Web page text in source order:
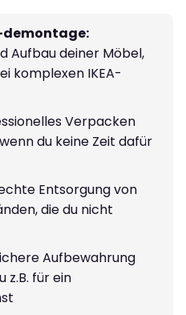
Aufbau deiner Möbel,
komplexen IKEA-
Verpacken
du keine Zeit dafür
Entsorgung von
die du nicht
Aufbewahrung
z.B. für ein